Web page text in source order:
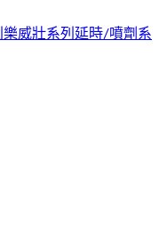
樂威壯系列 延時/噴劑系